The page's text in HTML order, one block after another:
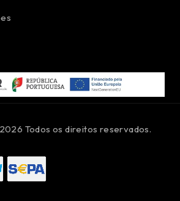
2026 Todos os direitos reservados.